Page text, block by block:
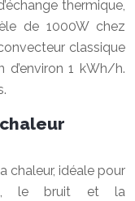
thermique,
de 1000W chez
classique
d’environ 1 kWh/h.
chaleur, idéale pour
le bruit et la